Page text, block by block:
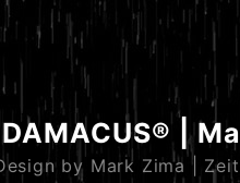
DAMACUS® |
by Mark Zima |